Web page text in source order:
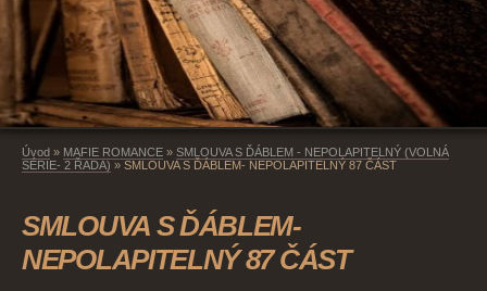
Úvod » MAFIE ROMANCE » SMLOUVA S ĎÁBLEM - NEPOLAPITELNÝ (VOLNÁ
SÉRIE- 2 ŘADA) » SMLOUVA S ĎÁBLEM- NEPOLAPITELNÝ 87 ČÁST
SMLOUVA S ĎÁBLEM-
NEPOLAPITELNÝ 87 ČÁST